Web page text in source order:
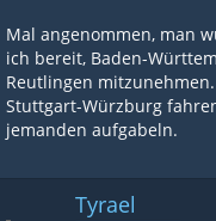
Mal angenommen, man
ich bereit, Baden-
Reutlingen
Stuttgart-Würzburg
jemanden aufgabeln.
Tyrael